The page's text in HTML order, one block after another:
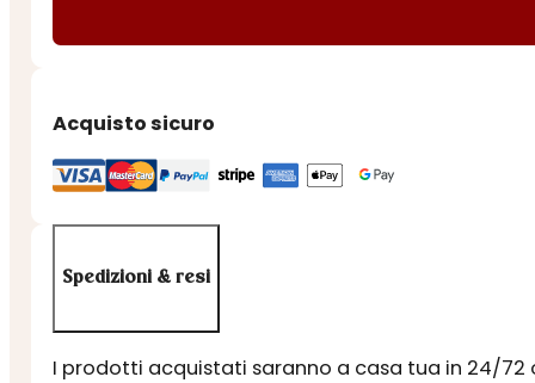
SENZA
Acquisto sicuro
Spedizioni & resi
I prodotti acquistati saranno a casa tua in 24/72